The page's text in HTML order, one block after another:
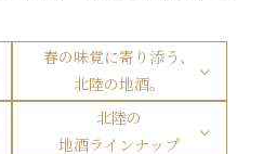
春の味覚に寄り添う、
北陸の地酒。
北陸の
地酒ラインナップ